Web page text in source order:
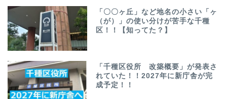
「〇〇ヶ丘」など地名の小さい「ヶ
（が）」の使い分けが苦手な千種
区！！【知ってた？】
「千種区役所 改築概要」が発表さ
れていた！！2027年に新庁舎が完
成予定！！